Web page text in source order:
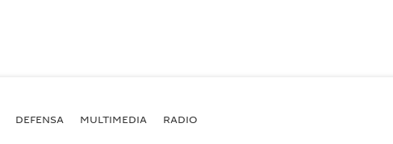
DEFENSA MULTIMEDIA RADIO